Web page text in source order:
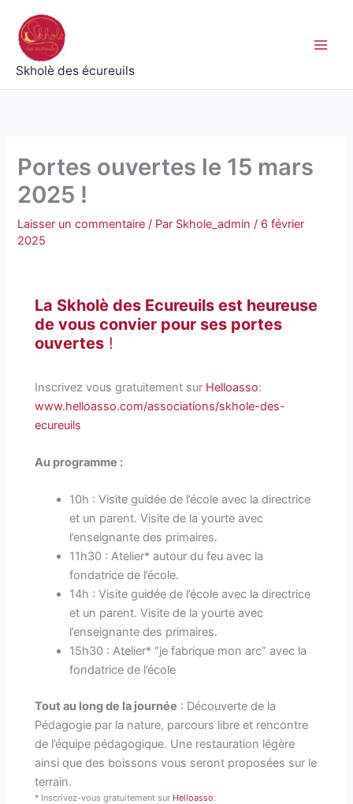
contenu
Skholè des écureuils
Portes ouvertes le 15 mars
2025 !
Laisser un commentaire / Par Skhole_admin/ 6 février
2025
La Skholè des Ecureuils est heureuse
de vous convier pour ses portes
ouvertes !
Inscrivez vous gratuitement sur Helloasso:
www.helloasso.com/associations/skhole-des-
ecureuils
Au programme :
10h : Visite guidée de l’école avec la directrice
et un parent. Visite de la yourte avec
l’enseignante des primaires.
11h30 : Atelier* autour du feu avec la
fondatrice de l’école.
14h : Visite guidée de l’école avec la directrice
et un parent. Visite de la yourte avec
l’enseignante des primaires.
15h30 : Atelier* “je fabrique mon arc” avec la
fondatrice de l’école
Tout au long de la journée : Découverte de la
Pédagogie par la nature, parcours libre et rencontre
de l’équipe pédagogique. Une restauration légère
ainsi que des boissons vous seront proposées sur le
terrain.
* Inscrivez-vous gratuitement sur Helloasso: